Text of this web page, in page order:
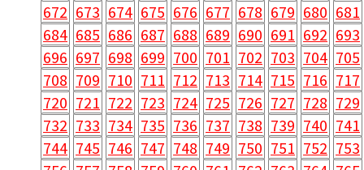
672 673 674 675 676 677 678 679 680 681
684 685 686 687 688 689 690 691 692 693
696 697 698 699 700 701 702 703 704 705
708 709 710 711 712 713 714 715 716 717
720 721 722 723 724 725 726 727 728 729
732 733 734 735 736 737 738 739 740 741
744 745 746 747 748 749 750 751 752 753